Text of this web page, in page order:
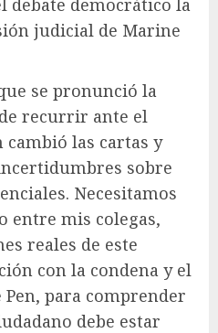
judicial de Marine
se pronunció la
recurrir ante el
cambió las cartas y
sobre
Necesitamos
entre mis colegas,
reales de este
con la condena y el
para comprender
debe estar